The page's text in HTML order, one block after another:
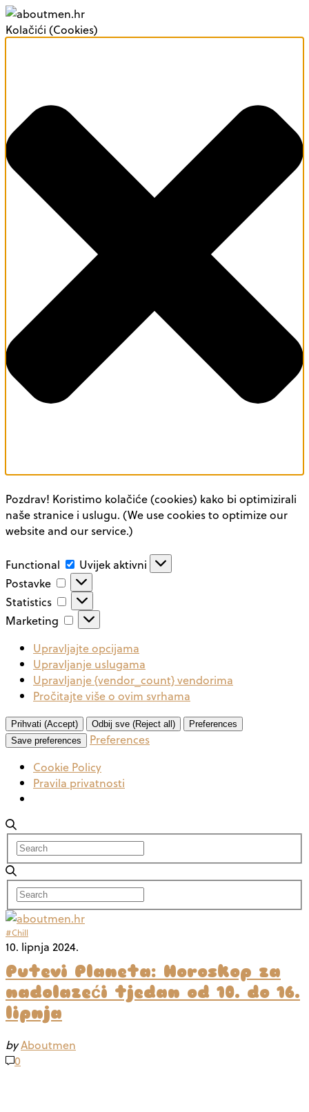
Kolačići (Cookies)
Pozdrav! Koristimo kolačiće (cookies) kako bi optimizirali
naše stranice i uslugu. (We use cookies to optimize our
website and our service.)
Functional Functional
Uvijek aktivni
Postavke
Postavke
Statistics Statistics
Marketing Marketing
Upravljajte opcijama
Upravljanje uslugama
Upravljanje {vendor_count} vendorima
Pročitajte više o ovim svrhama
Prihvati (Accept) Odbij sve (Reject all)
Preferences
Save preferences
Preferences
Cookie Policy
Pravila privatnosti
#Chill
10. lipnja 2024.
Putevi Planeta: Horoskop za
nadolazeći tjedan od 10. do 16.
lipnja
byAboutmen
0